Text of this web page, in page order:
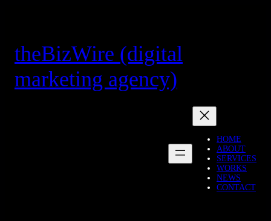
theBizWire (digital
marketing agency)
HOME
ABOUT
SERVICES
WORKS
NEWS
CONTACT